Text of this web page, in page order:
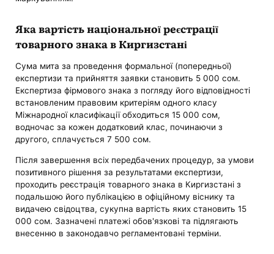
Яка вартість національної реєстрації
товарного знака в Киргизстані
Сума мита за проведення формальної (попередньої)
експертизи та прийняття заявки становить 5 000 сом.
Експертиза фірмового знака з погляду його відповідності
встановленим правовим критеріям одного класу
Міжнародної класифікації обходиться 15 000 сом,
водночас за кожен додатковий клас, починаючи з
другого, сплачується 7 500 сом.
Після завершення всіх передбачених процедур, за умови
позитивного рішення за результатами експертизи,
проходить реєстрація товарного знака в Киргизстані з
подальшою його публікацією в офіційному віснику та
видачею свідоцтва, сукупна вартість яких становить 15
000 сом. Зазначені платежі обов'язкові та підлягають
внесенню в законодавчо регламентовані терміни.